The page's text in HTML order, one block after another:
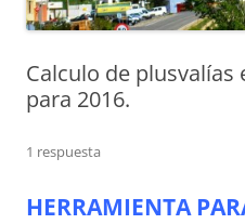
Calculo de plusvalías
para 2016.
1 respuesta
HERRAMIENTA